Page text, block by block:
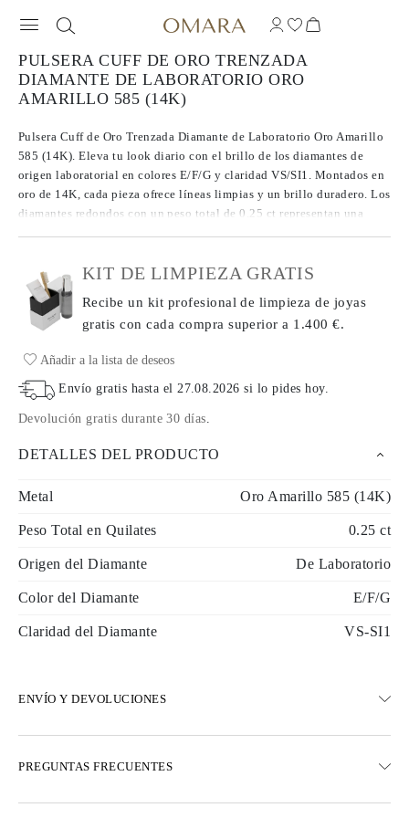
PULSERA CUFF DE ORO TRENZADA
DIAMANTE DE LABORATORIO ORO
AMARILLO 585 (14K)
Pulsera Cuff de Oro Trenzada Diamante de Laboratorio Oro Amarillo
585 (14K). Eleva tu look diario con el brillo de los diamantes de
origen laboratorial en colores E/F/G y claridad VS/SI1. Montados en
oro de 14K, cada pieza ofrece líneas limpias y un brillo duradero. Los
diamantes redondos con un peso total de 0.25 ct representan una
KIT DE LIMPIEZA GRATIS
Recibe un kit profesional de limpieza de joyas
gratis con cada comprasuperior a 1.400 €.
Añadir a la lista de deseos
Envío gratis hasta el27.08.2026 si lo pides hoy.
Devolución gratis durante 30 días.
DETALLES DEL PRODUCTO
Metal Oro Amarillo 585 (14K)
Peso Total en Quilates 0.25 ct
Origen del Diamante De Laboratorio
Color del Diamante E/F/G
Claridad del Diamante VS-SI1
ENVÍO Y DEVOLUCIONES
Opciones de entrega exprés también están disponibles
PREGUNTAS FRECUENTES